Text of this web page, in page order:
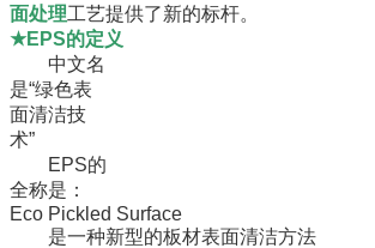
面处理工艺提供了新的标杆。
★EPS的定义
中文名
是“绿色表
面清洁技
术”
EPS的
全称是：
Eco Pickled Surface
是一种新型的板材表面清洁方法